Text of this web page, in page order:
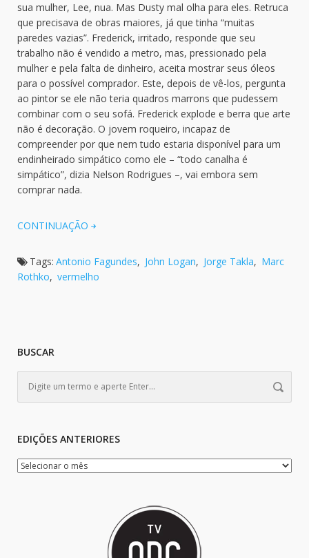
sua mulher, Lee, nua. Mas Dusty mal olha para eles. Retruca
que precisava de obras maiores, já que tinha “muitas
paredes vazias”. Frederick, irritado, responde que seu
trabalho não é vendido a metro, mas, pressionado pela
mulher e pela falta de dinheiro, aceita mostrar seus óleos
para o possível comprador. Este, depois de vê-los, pergunta
ao pintor se ele não teria quadros marrons que pudessem
combinar com o seu sofá. Frederick explode e berra que arte
não é decoração. O jovem roqueiro, incapaz de
compreender por que nem tudo estaria disponível para um
endinheirado simpático como ele – “todo canalha é
simpático”, dizia Nelson Rodrigues –, vai embora sem
comprar nada.
CONTINUAÇÃO
Tags: Antonio Fagundes, John Logan, Jorge Takla, Marc
Rothko, vermelho
BUSCAR
EDIÇÕES ANTERIORES